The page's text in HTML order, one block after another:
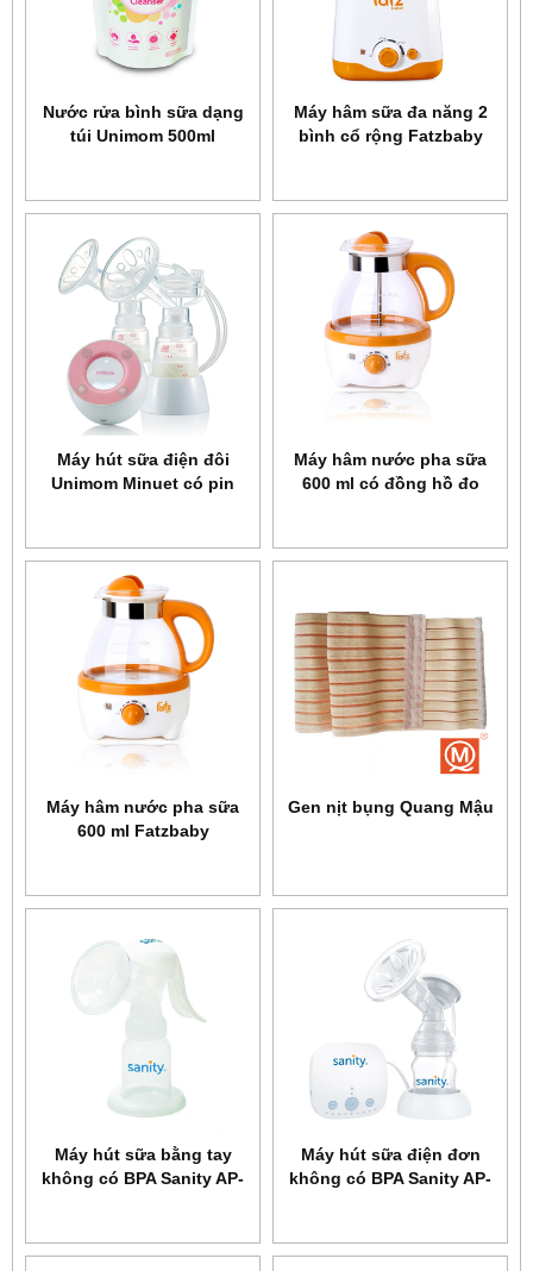
Nước rửa bình sữa dạng
túi Unimom 500ml
Máy hâm sữa đa năng 2
bình cổ rộng Fatzbaby
Máy hút sữa điện đôi
Unimom Minuet có pin
Máy hâm nước pha sữa
600 ml có đồng hồ đo
Máy hâm nước pha sữa
600 ml Fatzbaby
Gen nịt bụng Quang Mậu
Máy hút sữa bằng tay
không có BPA Sanity AP-
Máy hút sữa điện đơn
không có BPA Sanity AP-